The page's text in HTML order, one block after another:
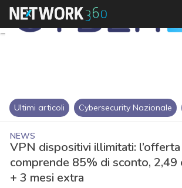
Ultimi articoli Cybersecurity Nazionale
NEWS
VPN dispositivi illimitati:
comprende 85% di sconto, 2,49
+ 3 mesi extra